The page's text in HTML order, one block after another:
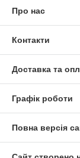
Про нас
Контакти
Доставка та
Графік роботи
Повна версія